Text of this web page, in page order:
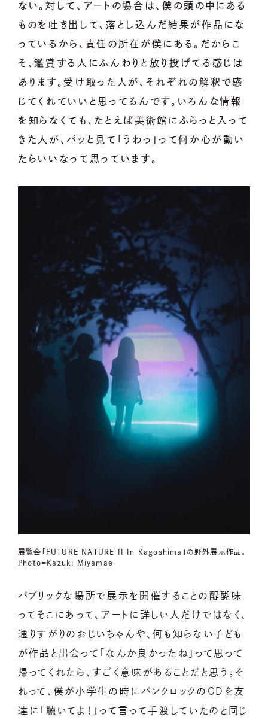
ない。対して、アートの場合は、僕の頭の中にある
ものを吐き出して、落とし込んだ結果が作品にな
っているから、責任の所在が僕にある。だからこ
そ、鑑賞する人にふんわりと放り投げてる感じは
あります。受け取った人が、それぞれの解釈で感
じてくれていいと思ってるんです。いろんな情報
を知らなくても、たとえば美術館にふらっと入って
きた人が、パッと見て「うわっ」って何か心が動い
たらいいなって思っています。
展覧会「FUTURE NATURE II In Kagoshima」の野外展示作品。
Photo=Kazuki Miyamae
パブリックな場所で展示を開催することの醍醐味
ってそこにあって、アートに詳しい人だけではなく、
通りすがりのおじいちゃんや、何も知らない子ども
が作品と出会って「なんか良かったね」って思って
帰ってくれたら、すごく意味があることだと思う。そ
れって、僕が小学生の時にパンクロックのCDを友
達に「聴いてよ！」って言って手渡していたのと同じ